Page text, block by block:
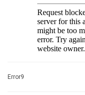
Error9